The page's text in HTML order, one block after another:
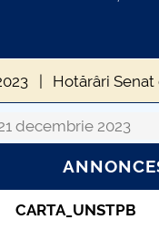
Hotărâri Senat
2023
28 septembrie 2023
decembrie 2023
Taxe de